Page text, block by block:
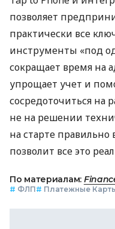
позволяет
практически все
инструменты «под
сокращает время на
упрощает учет и
сосредоточиться на
не на решении
на старте
позволит все это
По материалам:
# ФЛП# Платежные